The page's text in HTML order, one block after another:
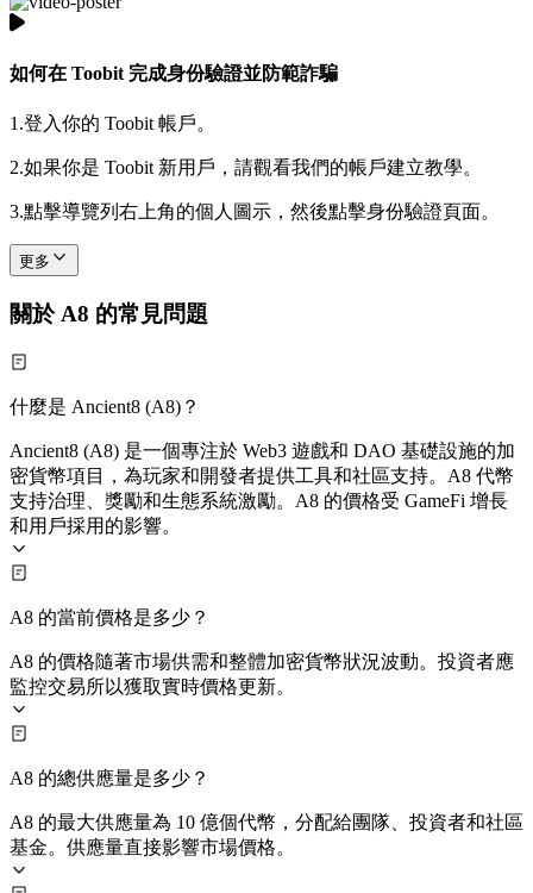
如何在 Toobit 完成身份驗證並防範詐騙
1.登入你的 Toobit 帳戶。
2.如果你是 Toobit 新用戶，請觀看我們的帳戶建立教學。
3.點擊導覽列右上角的個人圖示，然後點擊身份驗證頁面。
更多
關於 A8 的常見問題
什麼是 Ancient8 (A8)？
Ancient8 (A8) 是一個專注於 Web3 遊戲和 DAO 基礎設施的加
密貨幣項目，為玩家和開發者提供工具和社區支持。A8 代幣
支持治理、獎勵和生態系統激勵。A8 的價格受 GameFi 增長
和用戶採用的影響。
A8 的當前價格是多少？
A8 的價格隨著市場供需和整體加密貨幣狀況波動。投資者應
監控交易所以獲取實時價格更新。
A8 的總供應量是多少？
A8 的最大供應量為 10 億個代幣，分配給團隊、投資者和社區
基金。供應量直接影響市場價格。